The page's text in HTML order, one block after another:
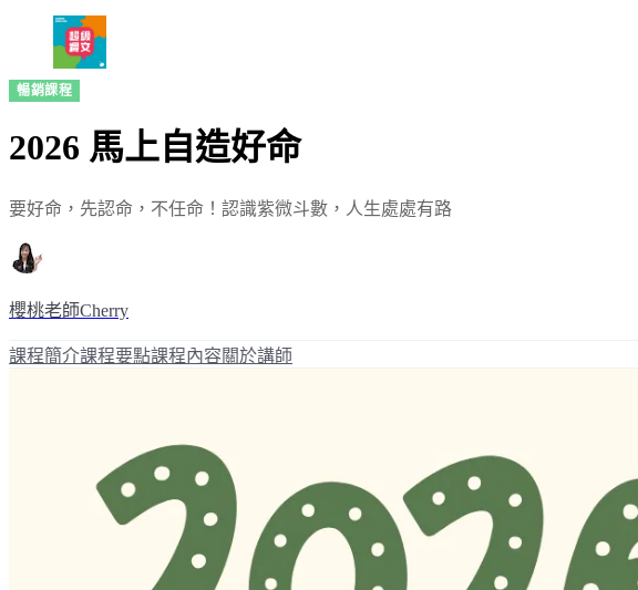
暢銷課程
2026 馬上自造好命
要好命，先認命，不任命！認識紫微斗數，人生處處有路
櫻桃老師Cherry
課程簡介課程要點課程內容關於講師